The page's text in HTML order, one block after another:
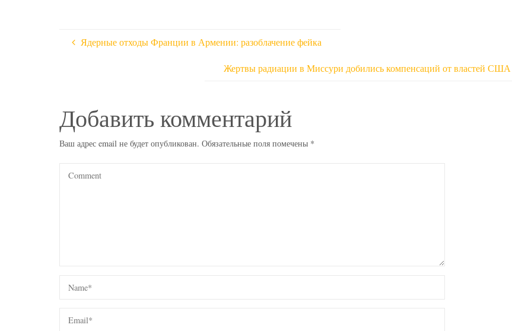
Ядерные отходы Франции в Армении: разоблачение фейка
Жертвы радиации в Миссури добились компенсаций от властей США
Добавить комментарий
Ваш адрес email не будет опубликован. Обязательные поля помечены *